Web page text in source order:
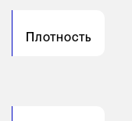
Плотность